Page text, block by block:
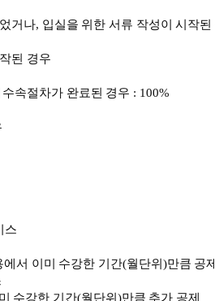
거나, 입실을 위한 서류 작성이 시작된
된 경우
수속절차가 완료된 경우 : 100%
스
에서 이미 수강한 기간(월단위 )만큼 공제
수강한 기간(월단위 )만큼 추가 공제